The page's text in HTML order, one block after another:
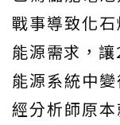
戰事導致化
能源需求，
能源系統中
經分析師原